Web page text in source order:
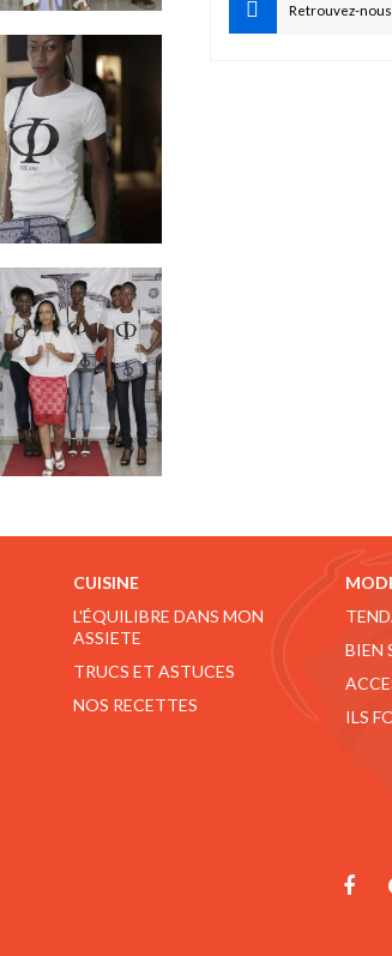
Retrouvez-
CUISINE
L'ÉQUILIBRE DANS MON
ASSIETE
TRUCS ET ASTUCES
NOS RECETTES
BIEN
ILS